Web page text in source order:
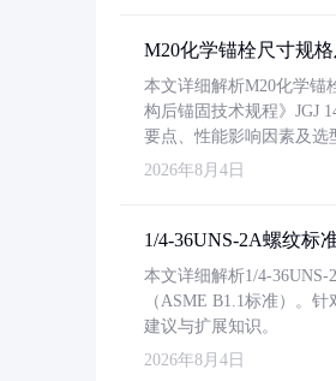
M20化学锚栓尺寸规
本文详细解析M20化学锚
构后锚固技术规程》JGJ
要点、性能影响因素及选
2026年8月4日
1/4-36UNS-2A螺纹标
本文详细解析1/4-
（ASME B1.1标准）。
建议与扩展知识。
2026年8月4日